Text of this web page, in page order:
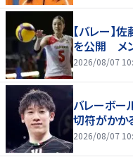
【バレー】
を公開 メ
2026/08/07
バレーボ
切符がかか
2026/08/07